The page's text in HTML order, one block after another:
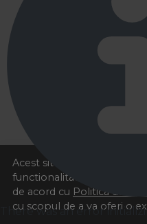
Acest site foloseste
functionalitatea dorita.
de acord cu Politica de
cu scopul de a va oferi o
There was an error